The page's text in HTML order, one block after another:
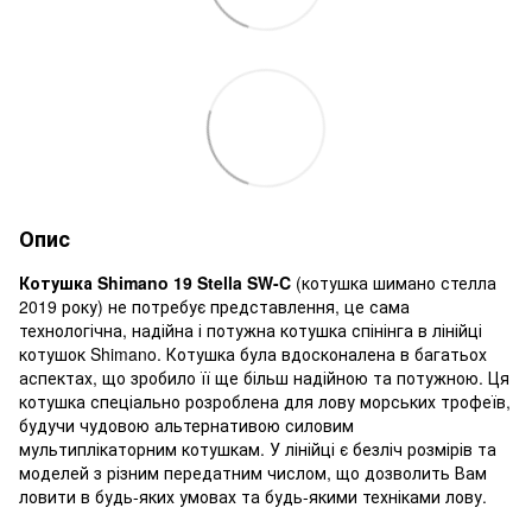
Опис
Котушка Shimano 19 Stella SW-C (котушка шимано стелла
2019 року) не потребує представлення, це сама
технологічна, надійна і потужна котушка спінінга в лінійці
котушок Shimano. Котушка була вдосконалена в багатьох
аспектах, що зробило її ще більш надійною та потужною. Ця
котушка спеціально розроблена для лову морських трофеїв,
будучи чудовою альтернативою силовим
мультиплікаторним котушкам. У лінійці є безліч розмірів та
моделей з різним передатним числом, що дозволить Вам
ловити в будь-яких умовах та будь-якими техніками лову.